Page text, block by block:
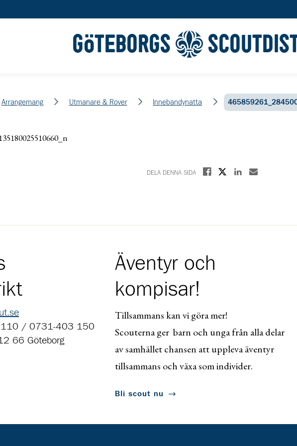
GÖTEBORGS
Arrangemang Utmanare & Rover Innebandynatta
DELA DENNA SIDA Dela på Facebook
Dela på XDela på Linkedin
Dela med E-post
110 / 0731-403 150
66 Göteborg
Äventyr och
kompisar!
Tillsammans kan vi göra mer!
Scouterna ger barn och unga från alla delar
av samhället chansen att uppleva äventyr
tillsammans och växa som individer.
Bli scout nu